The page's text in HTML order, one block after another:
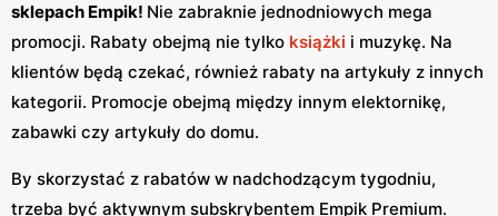
sklepach Empik! Nie zabraknie jednodniowych mega
promocji. Rabaty obejmą nie tylko książki i muzykę. Na
klientów będą czekać, również rabaty na artykuły z innych
kategorii. Promocje obejmą między innym elektornikę,
zabawki czy artykuły do domu.
By skorzystać z rabatów w nadchodzącym tygodniu,
trzeba być aktywnym subskrybentem Empik Premium.